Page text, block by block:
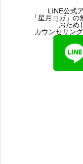
LINE公式
「星月ヨガ」
「おた
カウンセリン